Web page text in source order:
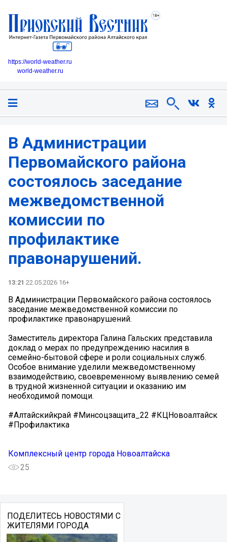
https://world-weather.ru
world-weather.ru
В Администрации
Первомайского района
состоялось заседание
межведомственной
комиссии по
профилактике
правонарушений.
13:21 22.05.2026 16+
В Администрации Первомайского района состоялось
заседание межведомственной комиссии по
профилактике правонарушений.
Заместитель директора Галина Гальских представила
доклад о мерах по предупреждению насилия в
семейно-бытовой сфере и роли социальных служб.
Особое внимание уделили межведомственному
взаимодействию, своевременному выявлению семей
в трудной жизненной ситуации и оказанию им
необходимой помощи.
#Алтайскийкрай #Минсоцзащита_22 #КЦНовоалтайск
#Профилактика
Комплексный центр города Новоалтайска
25
ПОДЕЛИТЕСЬ НОВОСТЯМИ С
ЖИТЕЛЯМИ ГОРОДА